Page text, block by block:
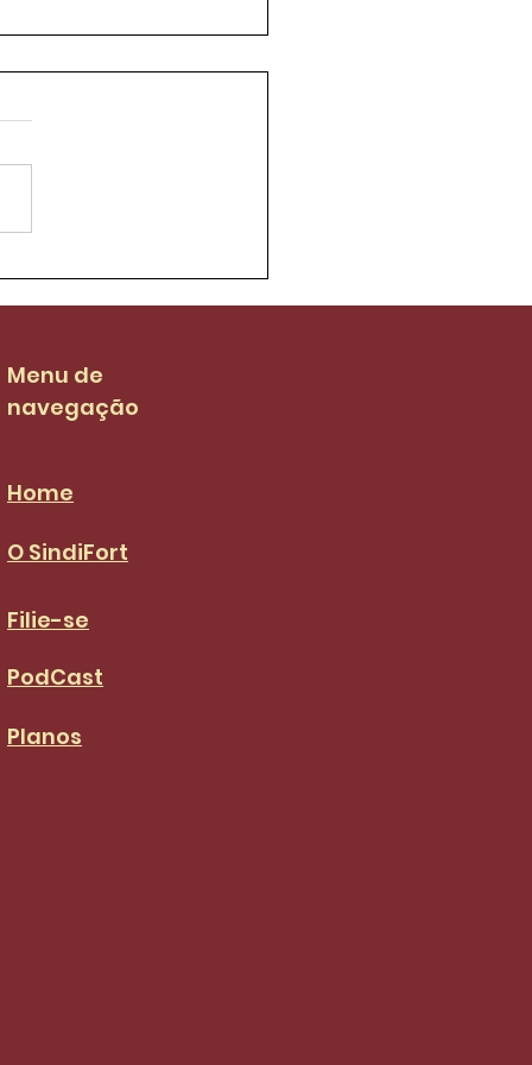
luta para que
salarial dos garis
da categoria
Menu de
navegação
Home
O SindiFort
Filie-se
PodCast
Planos